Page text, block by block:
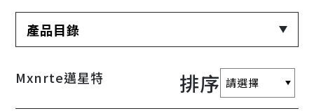
產品目錄
Mxnrte邁星特 排序